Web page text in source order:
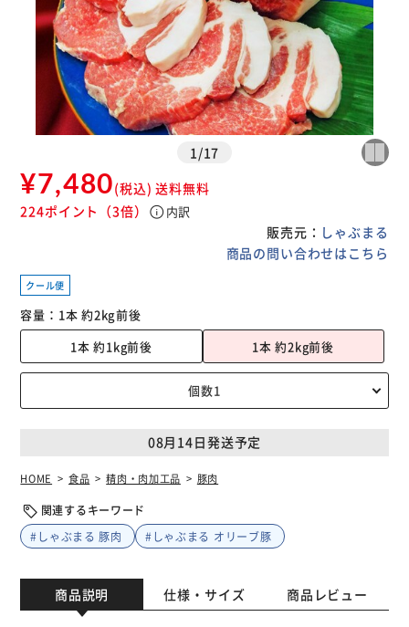
1 /17
¥7,480(税込) 送料無料
224ポイント （3倍） info内訳
販売元： しゃぶまる
商品の問い合わせはこちら
クール便
容量： 1本 約2kg前後
1本 約1kg前後
1本 約2kg前後
08月14日発送予定
HOME 食品 精肉・肉加工品 豚肉
関連するキーワード
#しゃぶまる 豚肉
#しゃぶまる オリーブ豚
商品説明 仕様・サイズ 商品レビュー